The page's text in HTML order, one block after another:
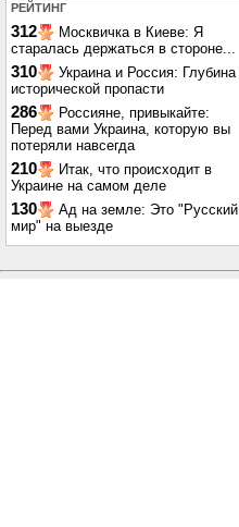
РЕЙТИНГ
312
Москвичка в Киеве: Я
старалась держаться в стороне...
310
Украина и Россия: Глубина
исторической пропасти
286
Россияне, привыкайте:
Перед вами Украина, которую вы
потеряли навсегда
210
Итак, что происходит в
Украине на самом деле
130
Ад на земле: Это "Русский
мир" на выезде